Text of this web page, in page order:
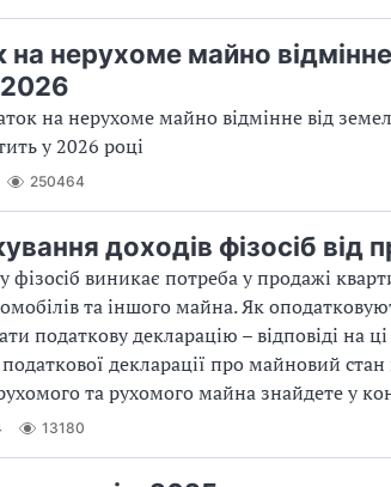
нерухоме майно
2026
на нерухоме майно відмінне від
у 2026 році
250464
доходів фізосіб від
у фізосіб виникає потреба у продажі
та іншого майна. Як
податкову декларацію – відповіді на
декларації про майновий стан
та рухомого майна знайдете у
13180